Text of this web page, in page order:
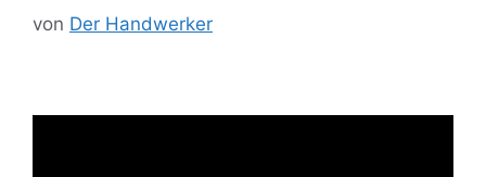
von Der Handwerker